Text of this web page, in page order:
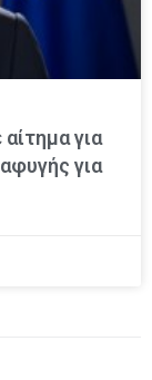
για
για